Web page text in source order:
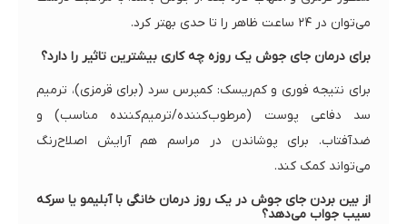
می‌توان در ۲۴ ساعت ظاهر را تا حدی بهتر کرد.
برای درمان جای جوش یک روزه چه کاری بیشترین تاثیر را دارد؟
برای نتیجه فوری و کم‌ریسک: کمپرس سرد (برای قرمزی)، ترمیم
سد دفاعی پوست (مرطوب‌کننده/ترمیم‌کننده مناسب) و
ضدآفتاب. برای پوشاندن در مراسم هم آرایش اصلاح‌رنگ
می‌تواند کمک کند.
از بین بردن جای جوش در یک روز درمان خانگی با آبلیمو یا سرکه
سیب جواب می‌دهد؟